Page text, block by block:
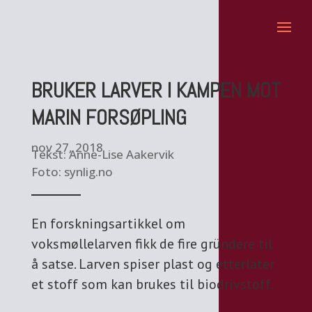
BRUKER LARVER I KAMPEN MOT
MARIN FORSØPLING
nov 27, 2018
Tekst: Anne-Lise Aakervik
Foto: synlig.no
En forskningsartikkel om
voksmøllelarven fikk de fire gründere til
å satse. Larven spiser plast og etterlater
et stoff som kan brukes til biodrivstoff.